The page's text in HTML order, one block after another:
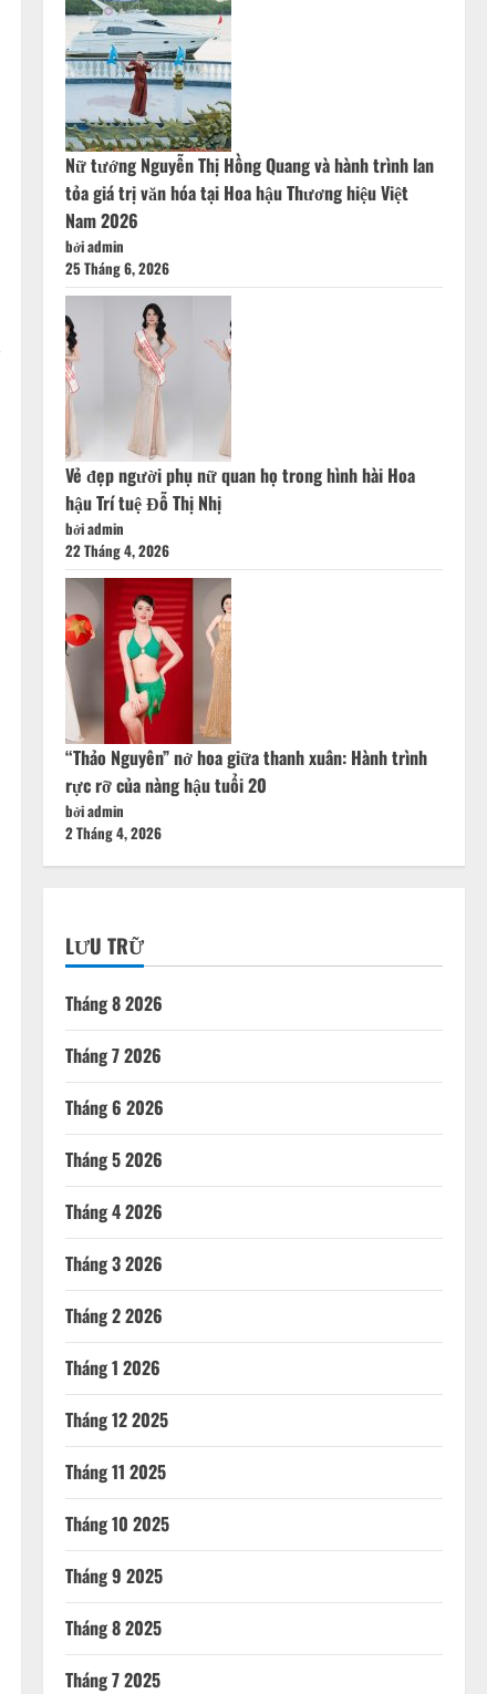
Nữ tướng Nguyễn Thị Hồng Quang và hành trình lan
tỏa giá trị văn hóa tại Hoa hậu Thương hiệu Việt
Nam 2026
bởi admin
25 Tháng 6, 2026
Vẻ đẹp người phụ nữ quan họ trong hình hài Hoa
hậu Trí tuệ Đỗ Thị Nhị
bởi admin
22 Tháng 4, 2026
“Thảo Nguyên” nở hoa giữa thanh xuân: Hành trình
rực rỡ của nàng hậu tuổi 20
bởi admin
2 Tháng 4, 2026
LƯU TRỮ
Tháng 8 2026
Tháng 7 2026
Tháng 6 2026
Tháng 5 2026
Tháng 4 2026
Tháng 3 2026
Tháng 2 2026
Tháng 1 2026
Tháng 12 2025
Tháng 11 2025
Tháng 10 2025
Tháng 9 2025
Tháng 8 2025
Tháng 7 2025